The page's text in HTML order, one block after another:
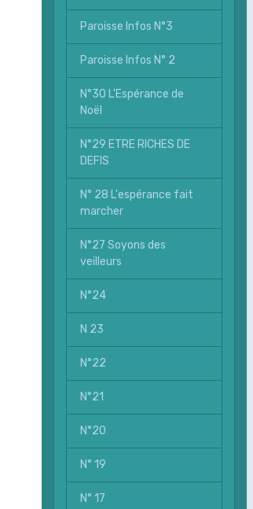
Paroisse Infos N°3
Paroisse Infos N° 2
N°30 L'Espérance de
Noël
N°29 ETRE RICHES DE
DEFIS
N° 28 L'espérance fait
marcher
N°27 Soyons des
veilleurs
N°24
N 23
N°22
N°21
N°20
N° 19
N° 17